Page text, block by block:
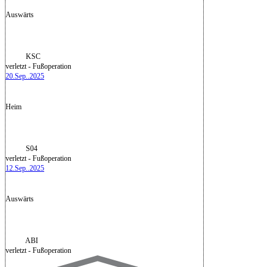
Auswärts
KSC
verletzt - Fußoperation
20.Sep..2025
Heim
S04
verletzt - Fußoperation
12.Sep..2025
Auswärts
ABI
verletzt - Fußoperation